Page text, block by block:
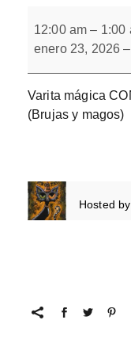
mágica
12:00 am – 1:00
enero 23, 2026 –
Varita mágica
(Brujas y magos)
Hosted by